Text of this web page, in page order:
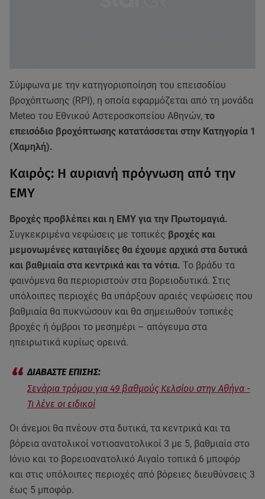
Σύμφωνα με την κατηγοριοποίηση του επεισοδίου
βροχόπτωσης (RPI), η οποία εφαρμόζεται από τη μονάδα
Meteo του Εθνικού Αστεροσκοπείου Αθηνών, το
επεισόδιο βροχόπτωσης κατατάσσεται στην Κατηγορία 1
(Χαμηλή).
Καιρός: Η αυριανή πρόγνωση από την
ΕΜΥ
Βροχές προβλέπει και η ΕΜΥ για την Πρωτομαγιά.
Συγκεκριμένα νεφώσεις με τοπικές βροχές και
μεμονωμένες καταιγίδες θα έχουμε αρχικά στα δυτικά
και βαθμιαία στα κεντρικά και τα νότια. Το βράδυ τα
φαινόμενα θα περιοριστούν στα βορειοδυτικά. Στις
υπόλοιπες περιοχές θα υπάρξουν αραιές νεφώσεις που
βαθμιαία θα πυκνώσουν και θα σημειωθούν τοπικές
βροχές ή όμβροι το μεσημέρι – απόγευμα στα
ηπειρωτικά κυρίως ορεινά.
Σενάρια τρόμου για 49 βαθμούς Κελσίου στην Αθήνα -
Τι λένε οι ειδικοί
Οι άνεμοι θα πνέουν στα δυτικά, τα κεντρικά και τα
βόρεια ανατολικοί νοτιοανατολικοί 3 με 5, βαθμιαία στο
Ιόνιο και το βορειοανατολικό Αιγαίο τοπικά 6 μποφόρ
και στις υπόλοιπες περιοχές από βόρειες διευθύνσεις 3
έως 5 μποφόρ.